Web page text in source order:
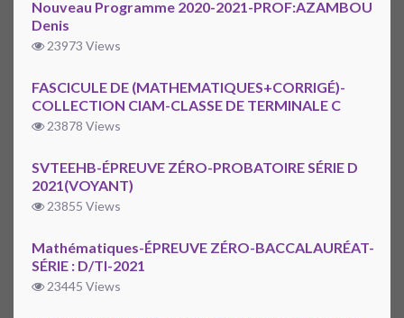
Nouveau Programme 2020-2021-PROF:AZAMBOU
Denis
23973 Views
FASCICULE DE (MATHEMATIQUES+CORRIGÉ)-
COLLECTION CIAM-CLASSE DE TERMINALE C
23878 Views
SVTEEHB-ÉPREUVE ZÉRO-PROBATOIRE SÉRIE D
2021(VOYANT)
23855 Views
Mathématiques-ÉPREUVE ZÉRO-BACCALAURÉAT-
SÉRIE : D/TI-2021
23445 Views